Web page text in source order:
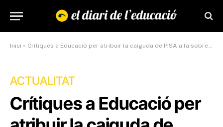
Inici » Crítiques a Educació per atribuir la caiguda de PISA a la sobrerepresentació d’alumnat immigrant
ACTUALITAT
Crítiques a Educació per